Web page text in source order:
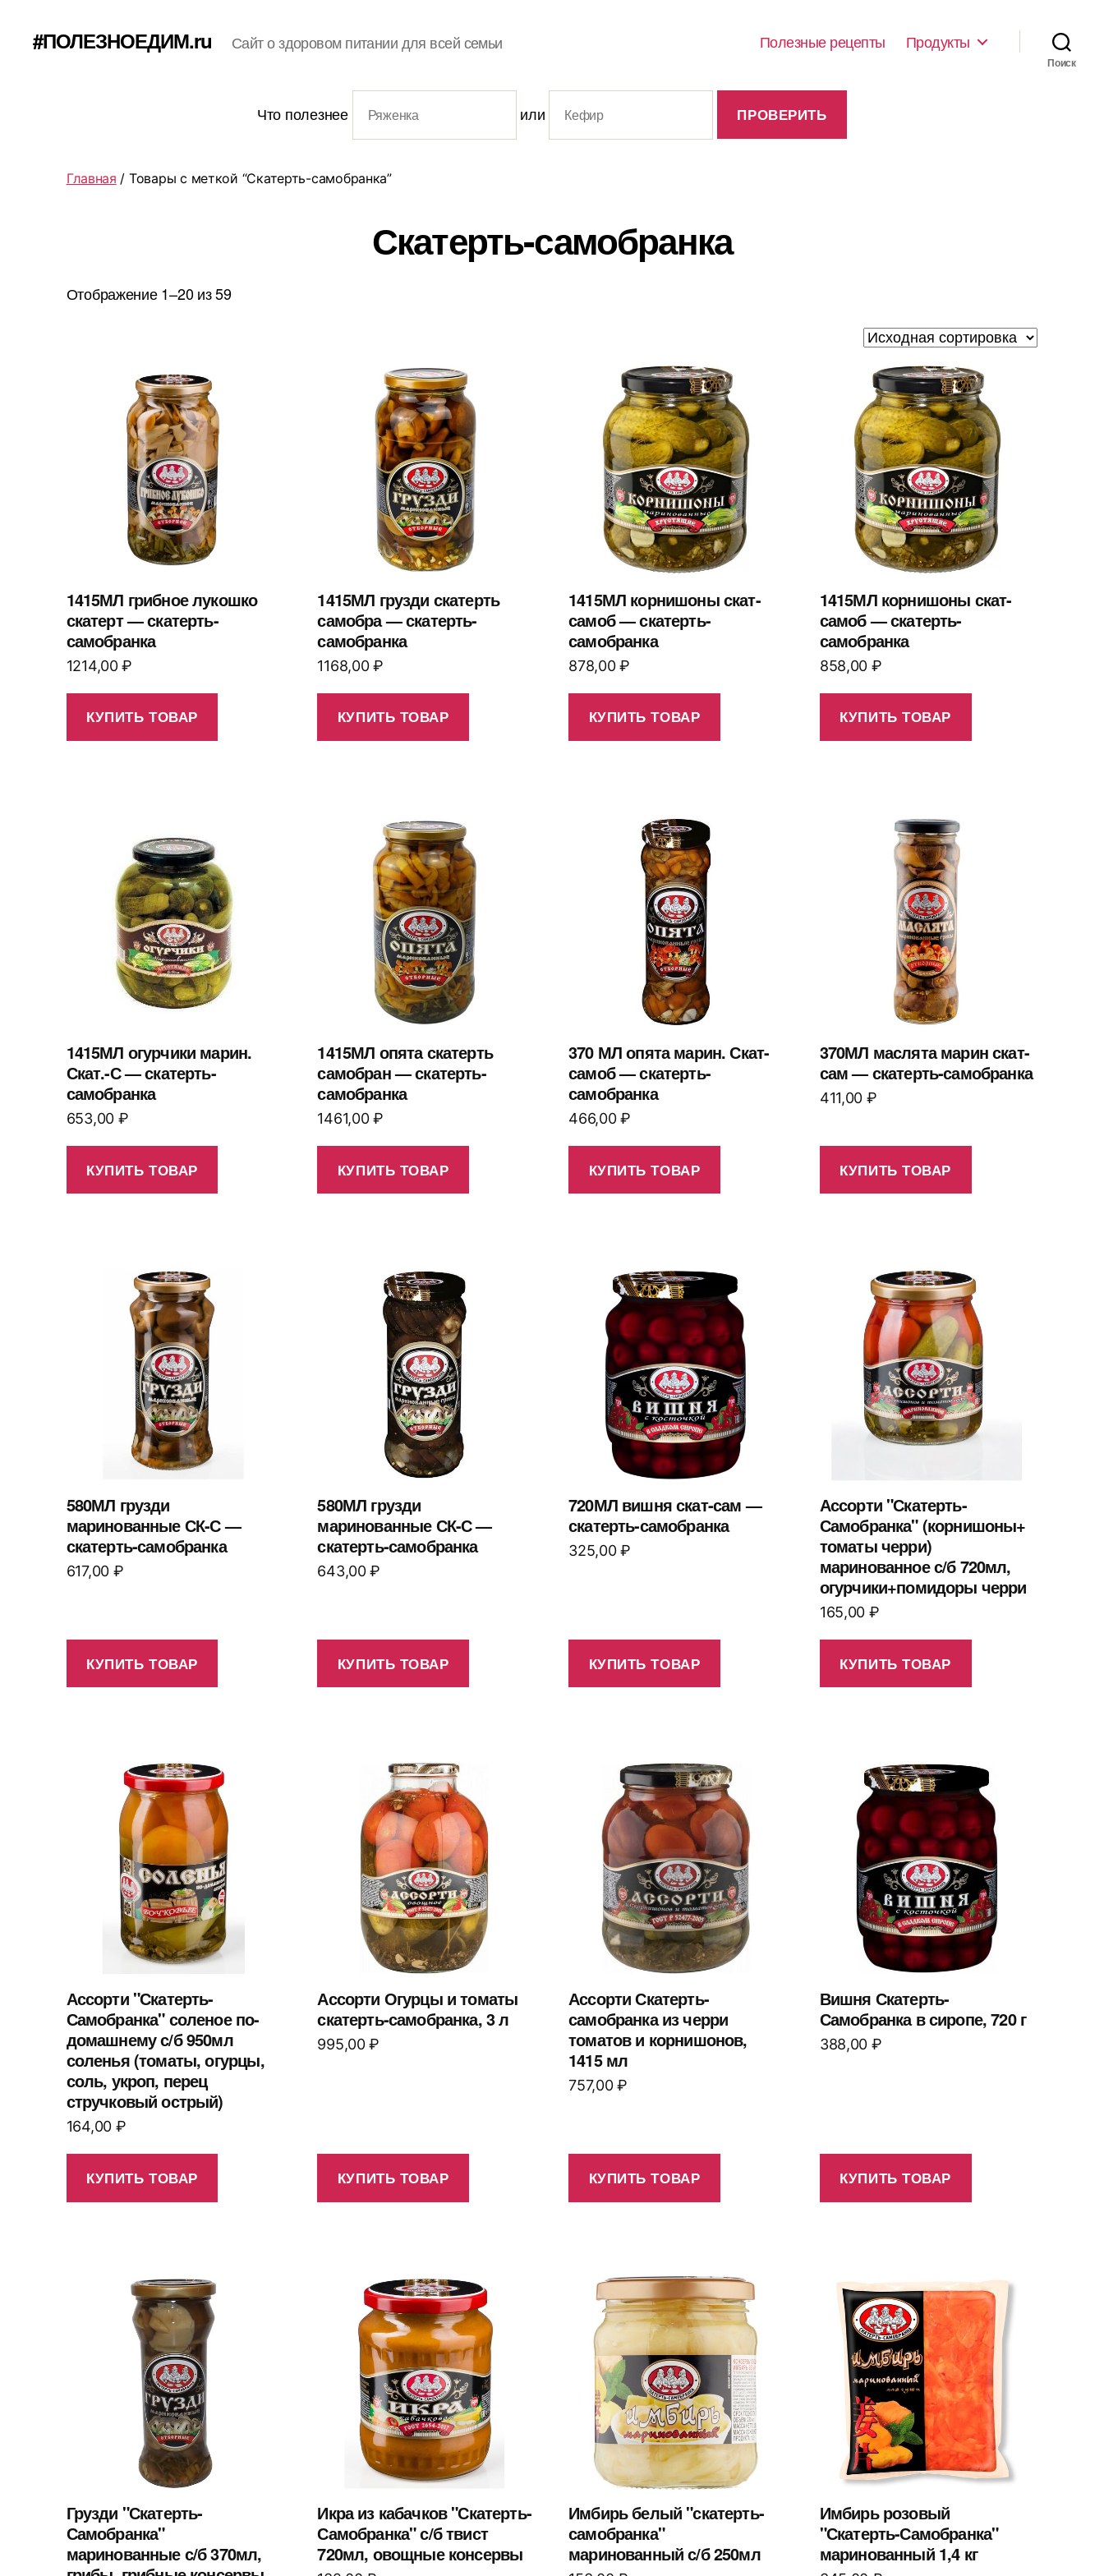
#ПОЛЕЗНОЕДИМ.ru Сайт о здоровом питании для всей семьи Полезные рецепты Продукты
Поиск
Что полезнее или
Главная / Товары с меткой “Скатерть-самобранка”
Скатерть-самобранка
Отображение 1–20 из 59
1415МЛ грибное лукошко
скатерт — скатерть-
самобранка
1214,00₽
КУПИТЬ ТОВАР
1415МЛ грузди скатерть
самобра — скатерть-
самобранка
1168,00₽
КУПИТЬ ТОВАР
1415МЛ корнишоны скат-
самоб — скатерть-
самобранка
878,00₽
КУПИТЬ ТОВАР
1415МЛ корнишоны скат-
самоб — скатерть-
самобранка
858,00 ₽
КУПИТЬ ТОВАР
1415МЛ огурчики марин.
Скат.-С — скатерть-
самобранка
653,00 ₽
КУПИТЬ ТОВАР
1415МЛ опята скатерть
самобран — скатерть-
самобранка
1461,00₽
КУПИТЬ ТОВАР
370 МЛ опята марин. Скат-
самоб — скатерть-
самобранка
466,00₽
КУПИТЬ ТОВАР
370МЛ маслята марин скат-
сам — скатерть-самобранка
411,00 ₽
КУПИТЬ ТОВАР
580МЛ грузди
маринованные СК-С —
скатерть-самобранка
617,00 ₽
КУПИТЬ ТОВАР
580МЛ грузди
маринованные СК-С —
скатерть-самобранка
643,00₽
КУПИТЬ ТОВАР
720МЛ вишня скат-сам —
скатерть-самобранка
325,00₽
КУПИТЬ ТОВАР
Ассорти "Скатерть-
Самобранка" (корнишоны+
томаты черри)
маринованное с/б 720мл,
огурчики+помидоры черри
165,00 ₽
КУПИТЬ ТОВАР
Ассорти "Скатерть-
Самобранка" соленое по-
домашнему с/б 950мл
соленья (томаты, огурцы,
соль, укроп, перец
стручковый острый)
164,00 ₽
КУПИТЬ ТОВАР
Ассорти Огурцы и томаты
скатерть-самобранка, 3 л
995,00₽
КУПИТЬ ТОВАР
Ассорти Скатерть-
самобранка из черри
томатов и корнишонов,
1415 мл
757,00₽
КУПИТЬ ТОВАР
Вишня Скатерть-
Самобранка в сиропе, 720 г
388,00 ₽
КУПИТЬ ТОВАР
Грузди "Скатерть-
Самобранка"
маринованные с/б 370мл,
Икра из кабачков "Скатерть-
Самобранка" с/б твист
720мл, овощные консервы
Имбирь белый "скатерть-
самобранка"
маринованный с/б 250мл
Имбирь розовый
"Скатерть-Самобранка"
маринованный 1,4 кг